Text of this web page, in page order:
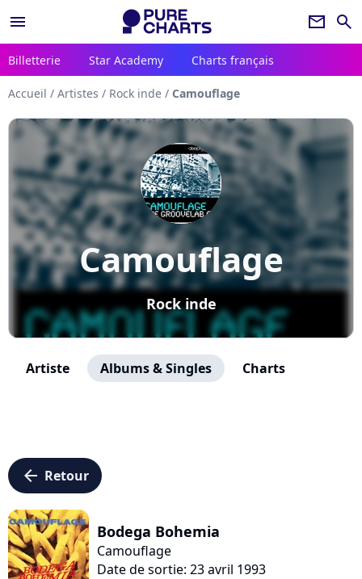
menu newsletter search
Billetterie Star Academy Charts français
Accueil / Artistes / Rock inde / Camouflage
Camouflage
Rock inde
Artiste Albums & Singles Charts
arrow_left Retour
Bodega Bohemia
Camouflage
Date de sortie: 23 avril 1993